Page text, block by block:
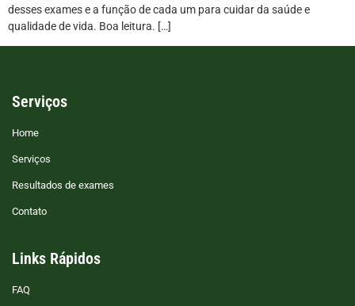
desses exames e a função de cada um para cuidar da saúde e
qualidade de vida. Boa leitura. […]
Serviços
Home
Serviços
Resultados de exames
Contato
Links Rápidos
FAQ